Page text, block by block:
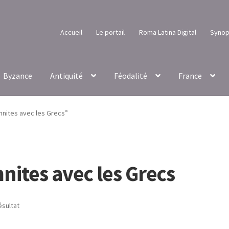
Accueil Le portail Roma Latina Digital
Byzance Antiquité Féodalité France
avec les Grecs”
avec les Grecs